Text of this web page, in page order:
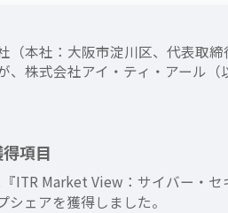
（本社：大阪市淀川区、代表取
、株式会社アイ・ティ・アール
項目
ITR Market View：サイバー・
ェアを獲得しました。